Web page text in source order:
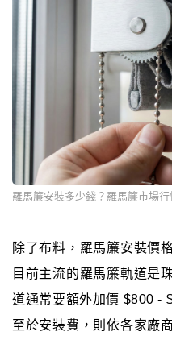
羅馬簾安裝多少錢？羅馬簾市場
除了布料，羅馬簾安裝價
目前主流的羅馬簾軌道是
道通常要額外加價 $800 -
至於安裝費，則依各家廠